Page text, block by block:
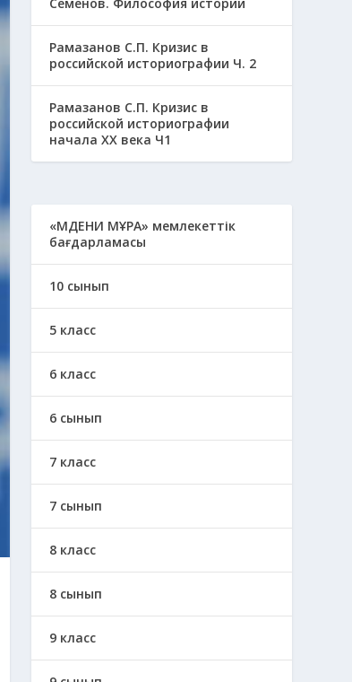
Рамазанов С.П. Кризис в
российской историографии Ч. 2
Рамазанов С.П. Кризис в
российской историографии
начала ХХ века Ч1
«МӘДЕНИ МҰРА» мемлекеттік
бағдарламасы
10 сынып
5 класс
6 класс
6 сынып
7 класс
7 сынып
8 класс
8 сынып
9 класс